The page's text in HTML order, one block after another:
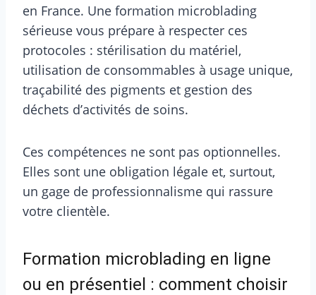
en France. Une formation microblading
sérieuse vous prépare à respecter ces
protocoles : stérilisation du matériel,
utilisation de consommables à usage unique,
traçabilité des pigments et gestion des
déchets d’activités de soins.
Ces compétences ne sont pas optionnelles.
Elles sont une obligation légale et, surtout,
un gage de professionnalisme qui rassure
votre clientèle.
Formation microblading en ligne
ou en présentiel : comment choisir